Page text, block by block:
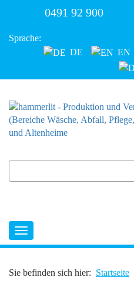
0491 92 900
Sprache:
DE
EN
Sie befinden sich hier: Startseite